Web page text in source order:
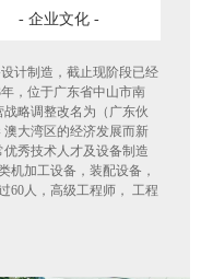
- 企业文化 -
计制造，截止现阶段已经
，位于广东省中山市南
略调整改名为（广东伙
大湾区的经济发展而新
秀技术人才及设备制造
机加工设备，装配设备，
60人，高级工程师， 工程
备创造力的团队，公司的
汉、安徽、昆明等地有服